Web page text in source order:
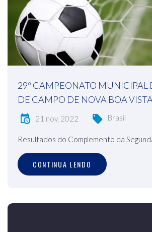
29º CAMPEONATO MUNICIPAL
DE CAMPO DE NOVA BOA VISTA
21 nov, 2022 Brasil
Resultados do Complemento da
CONTINUA LENDO